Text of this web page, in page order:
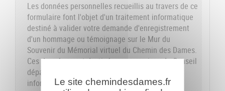
Les données personnelles recueillis au travers de ce
formulaire font l'objet d'un traitement informatique
destiné à valider votre demande d'enregistrement
d'un hommage ou témoignage sur le Mur du
Souvenir du Mémorial virtuel du Chemin des Dames.
Ces données sont destinées aux services du Conseil
départemental de l'Aisne. Conformément à la loi
informatique et libertés du 6 janvier 1978, nous
Le site chemindesdames.fr